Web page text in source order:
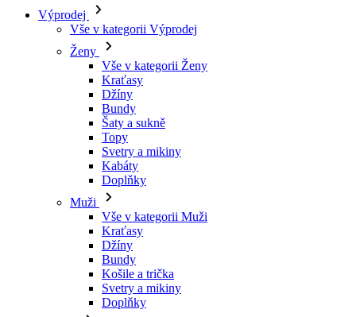
Výprodej
Vše v kategorii Výprodej
Ženy
Vše v kategorii Ženy
Kraťasy
Džíny
Bundy
Šaty a sukně
Topy
Svetry a mikiny
Kabáty
Doplňky
Muži
Vše v kategorii Muži
Kraťasy
Džíny
Bundy
Košile a trička
Svetry a mikiny
Doplňky